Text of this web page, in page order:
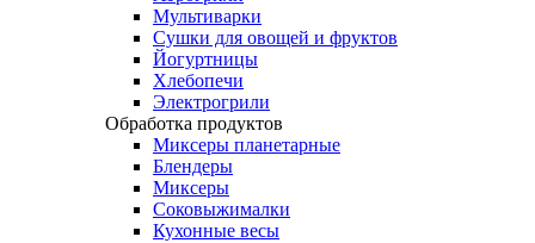
Мультиварки
Сушки для овощей и фруктов
Йогуртницы
Хлебопечи
Электрогрили
Обработка продуктов
Миксеры планетарные
Блендеры
Миксеры
Соковыжималки
Кухонные весы